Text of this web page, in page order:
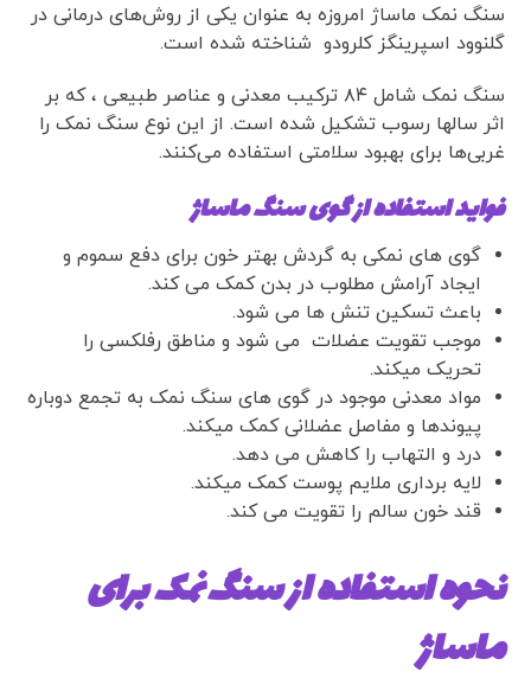
سنگ نمک ماساژ امروزه به عنوان یکی از روش‌های درمانی در
گلنوود اسپرینگز کلرودو شناخته شده است.
سنگ نمک شامل ۸۴ ترکیب معدنی و عناصر طبیعی ، که بر
اثر سالها رسوب تشکیل شده است. از این نوع سنگ نمک را
غربی‌ها برای بهبود سلامتی استفاده می‌کنند.
فواید استفاده از گوی سنگ ماساژ
گوی های نمکی به گردش بهتر خون برای دفع سموم و
ایجاد آرامش مطلوب در بدن کمک می کند.
باعث تسکین تنش ها می شود.
موجب تقویت عضلات می شود و مناطق رفلکسی را
تحریک میکند.
مواد معدنی موجود در گوی های سنگ نمک به تجمع دوباره
پیوندها و مفاصل عضلانی کمک میکند.
درد و التهاب را کاهش می دهد.
لایه برداری ملایم پوست کمک میکند.
قند خون سالم را تقویت می کند.
نحوه استفاده از سنگ نمک برای
ماساژ